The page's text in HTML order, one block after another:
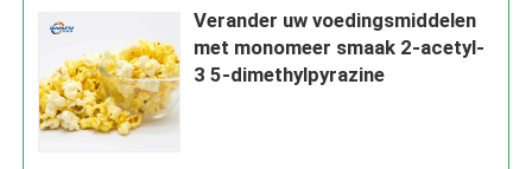
Verander uw voedingsmiddelen
met monomeer smaak 2-acetyl-
3 5-dimethylpyrazine